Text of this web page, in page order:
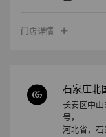
门店详情
石家庄北
长安区中
号，
河北省， 石